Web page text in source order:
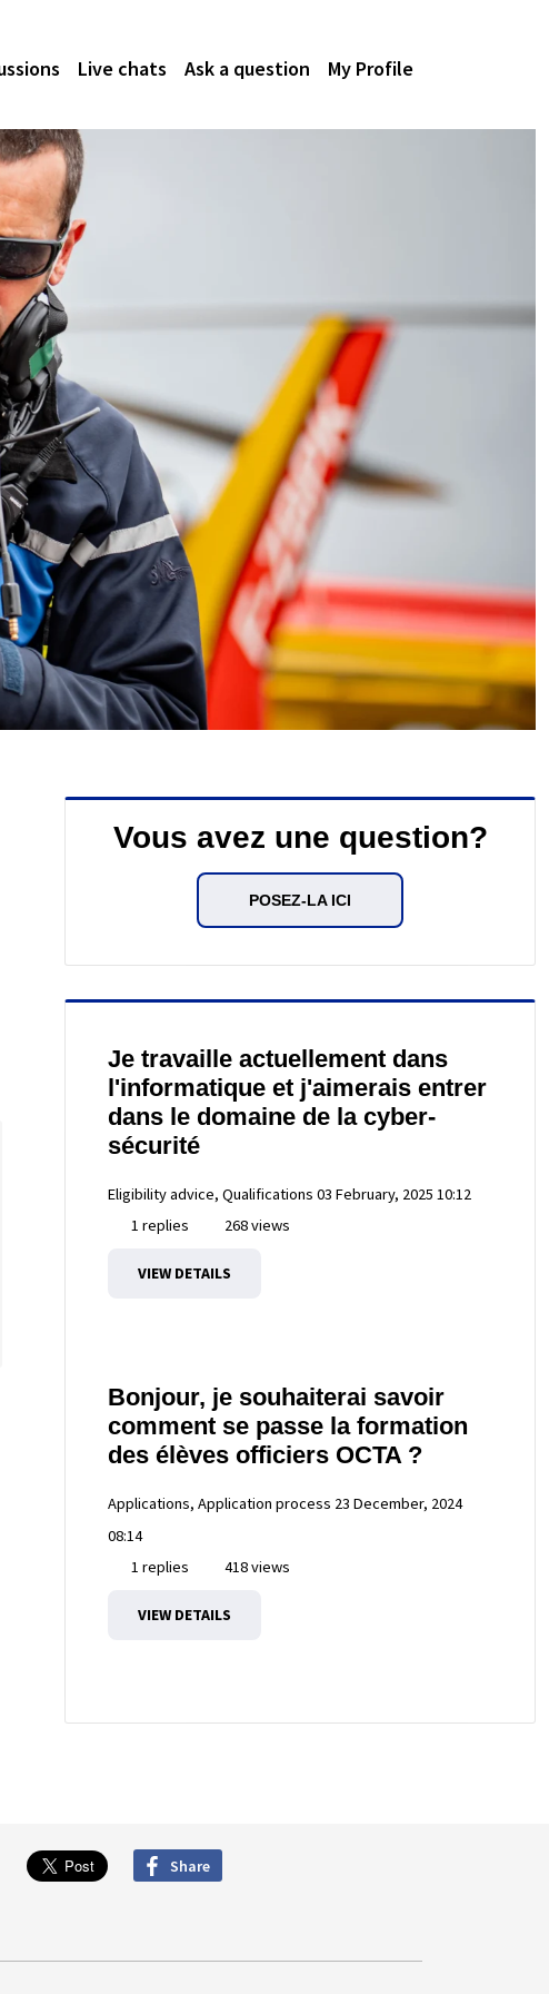
Live chats Ask a question My Profile
Vous avez une question?
POSEZ-LA ICI
Je travaille actuellement dans
l'informatique et j'aimerais entrer
dans le domaine de la cyber-
sécurité
Eligibility advice, Qualifications 03 February, 2025 10:12
1 replies
268 views
VIEW DETAILS
Bonjour, je souhaiterai savoir
comment se passe la formation
des élèves officiers OCTA ?
Applications, Application process 23 December, 2024
08:14
1 replies
418 views
VIEW DETAILS
Share